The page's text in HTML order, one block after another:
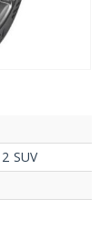
SUV